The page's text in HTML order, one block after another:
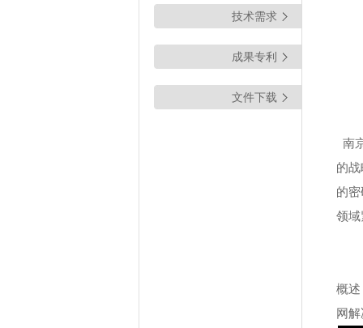
技术需求
成果专利
文件下载
南
的
的
领域
概
网